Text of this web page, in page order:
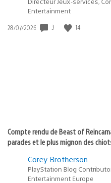
Entertainment
Date
28/07/2026 3 14
Compte rendu de Beast of
parades et le plus mignon des
Corey Brotherson
PlayStation Blog
Entertainment Europe